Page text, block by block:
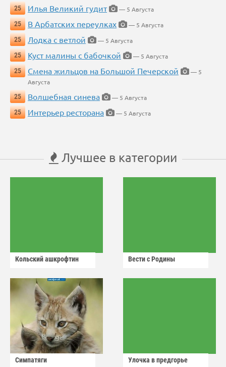
25
Илья Великий гудит
— 5 Августа
25
В Арбатских переулках
— 5 Августа
25
Лодка с ветлой
— 5 Августа
25
Куст малины с бабочкой
— 5 Августа
25
Смена жильцов на Большой Печерской
— 5
Августа
25
Волшебная синева
— 5 Августа
25
Интерьер ресторана — 5 Августа
Лучшее в категории
Кольский ашкрофтин Вести с Родины
Симпатяги Улочка в предгорье